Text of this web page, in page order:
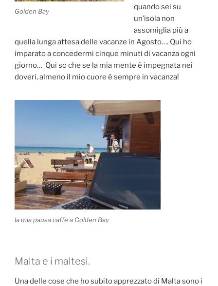
Golden Bay
quando sei su
un’isola non
assomiglia più a
quella lunga attesa delle vacanze in Agosto…. Qui ho
imparato a concedermi cinque minuti di vacanza ogni
giorno… Qui so che se la mia mente è impegnata nei
doveri, almeno il mio cuore è sempre in vacanza!
la mia pausa caffè a Golden Bay
Malta e i maltesi.
Una delle cose che ho subito apprezzato di Malta sono i